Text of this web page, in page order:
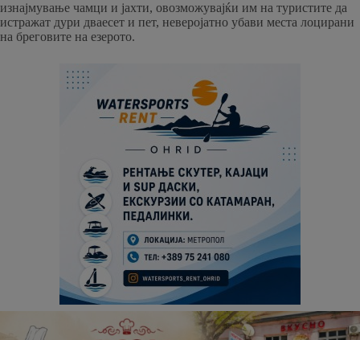
изнајмување чамци и јахти, овозможувајќи им на туристите да
истражат дури дваесет и пет, неверојатно убави места лоцирани
на бреговите на езерото.